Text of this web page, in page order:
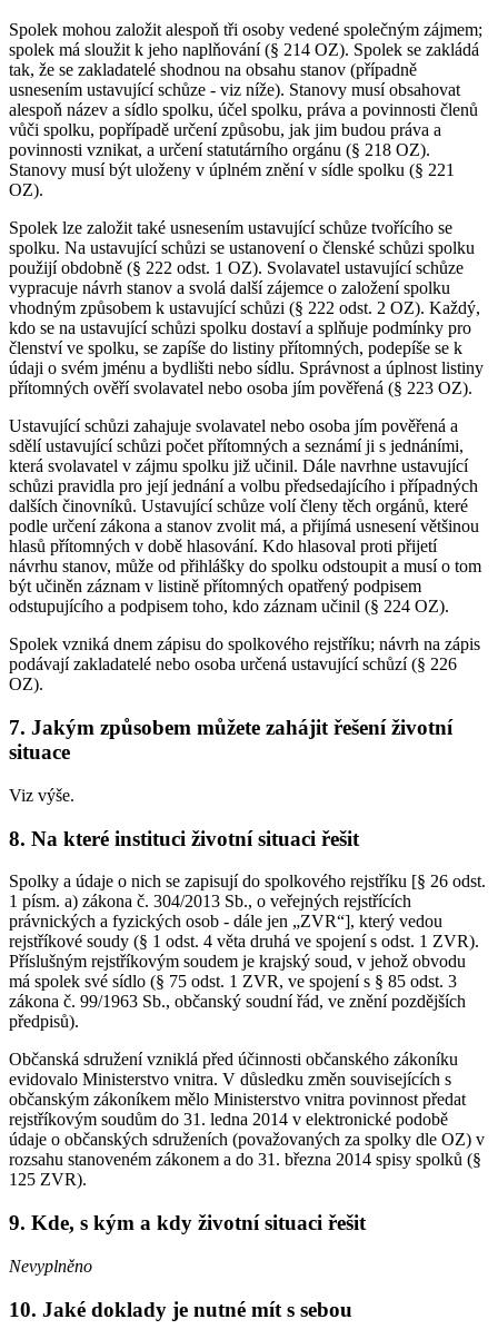
Spolek mohou založit alespoň tři osoby vedené společným zájmem;
spolek má sloužit k jeho naplňování (§ 214 OZ). Spolek se zakládá
tak, že se zakladatelé shodnou na obsahu stanov (případně
usnesením ustavující schůze - viz níže). Stanovy musí obsahovat
alespoň název a sídlo spolku, účel spolku, práva a povinnosti členů
vůči spolku, popřípadě určení způsobu, jak jim budou práva a
povinnosti vznikat, a určení statutárního orgánu (§ 218 OZ).
Stanovy musí být uloženy v úplném znění v sídle spolku (§ 221
OZ).
Spolek lze založit také usnesením ustavující schůze tvořícího se
spolku. Na ustavující schůzi se ustanovení o členské schůzi spolku
použijí obdobně (§ 222 odst. 1 OZ). Svolavatel ustavující schůze
vypracuje návrh stanov a svolá další zájemce o založení spolku
vhodným způsobem k ustavující schůzi (§ 222 odst. 2 OZ). Každý,
kdo se na ustavující schůzi spolku dostaví a splňuje podmínky pro
členství ve spolku, se zapíše do listiny přítomných, podepíše se k
údaji o svém jménu a bydlišti nebo sídlu. Správnost a úplnost listiny
přítomných ověří svolavatel nebo osoba jím pověřená (§ 223 OZ).
Ustavující schůzi zahajuje svolavatel nebo osoba jím pověřená a
sdělí ustavující schůzi počet přítomných a seznámí ji s jednáními,
která svolavatel v zájmu spolku již učinil. Dále navrhne ustavující
schůzi pravidla pro její jednání a volbu předsedajícího i případných
dalších činovníků. Ustavující schůze volí členy těch orgánů, které
podle určení zákona a stanov zvolit má, a přijímá usnesení většinou
hlasů přítomných v době hlasování. Kdo hlasoval proti přijetí
návrhu stanov, může od přihlášky do spolku odstoupit a musí o tom
být učiněn záznam v listině přítomných opatřený podpisem
odstupujícího a podpisem toho, kdo záznam učinil (§ 224 OZ).
Spolek vzniká dnem zápisu do spolkového rejstříku; návrh na zápis
podávají zakladatelé nebo osoba určená ustavující schůzí (§ 226
OZ).
7. Jakým způsobem můžete zahájit řešení životní
situace
Viz výše.
8. Na které instituci životní situaci řešit
Spolky a údaje o nich se zapisují do spolkového rejstříku [§ 26 odst.
1 písm. a) zákona č. 304/2013 Sb., o veřejných rejstřících
právnických a fyzických osob - dále jen „ZVR“], který vedou
rejstříkové soudy (§ 1 odst. 4 věta druhá ve spojení s odst. 1 ZVR).
Příslušným rejstříkovým soudem je krajský soud, v jehož obvodu
má spolek své sídlo (§ 75 odst. 1 ZVR, ve spojení s § 85 odst. 3
zákona č. 99/1963 Sb., občanský soudní řád, ve znění pozdějších
předpisů).
Občanská sdružení vzniklá před účinnosti občanského zákoníku
evidovalo Ministerstvo vnitra. V důsledku změn souvisejících s
občanským zákoníkem mělo Ministerstvo vnitra povinnost předat
rejstříkovým soudům do 31. ledna 2014 v elektronické podobě
údaje o občanských sdruženích (považovaných za spolky dle OZ) v
rozsahu stanoveném zákonem a do 31. března 2014 spisy spolků (§
125 ZVR).
9. Kde, s kým a kdy životní situaci řešit
Nevyplněno
10. Jaké doklady je nutné mít s sebou